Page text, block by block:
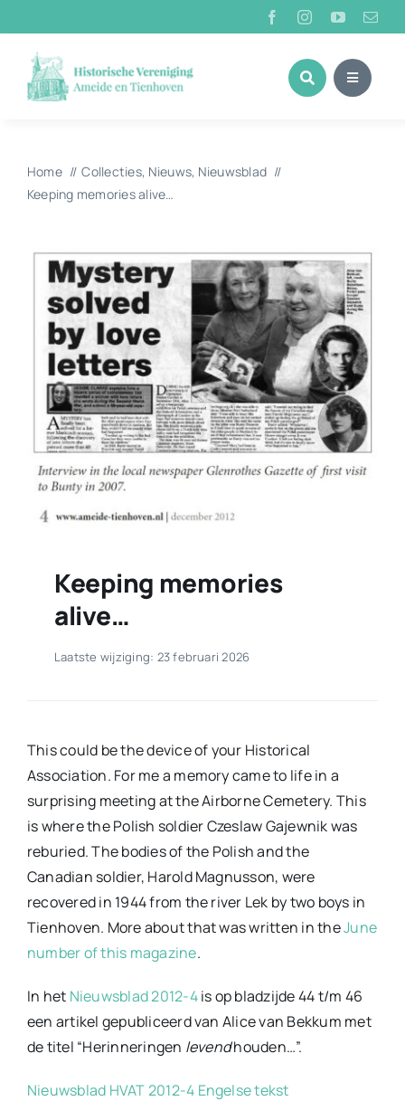
naar
inhoud
Home Collecties Nieuws Nieuwsblad
Keeping memories alive…
Keeping memories
alive…
Laatste wijziging: 23 februari 2026
This could be the device of your Historical
Association. For me a memory came to life in a
surprising meeting at the Airborne Cemetery. This
is where the Polish soldier Czeslaw Gajewnik was
reburied. The bodies of the Polish and the
Canadian soldier, Harold Magnusson, were
recovered in 1944 from the river Lek by two boys in
Tienhoven. More about that was written in theJune
number of this magazine.
In het Nieuwsblad 2012-4is op bladzijde 44 t/m 46
een artikel gepubliceerd van Alice van Bekkum met
de titel “Herinneringen levendhouden…”.
Nieuwsblad HVAT 2012-4 Engelse tekst